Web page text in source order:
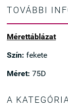
TOVÁBBI
Mérettáblázat
Szín: fekete
Méret: 75D
A